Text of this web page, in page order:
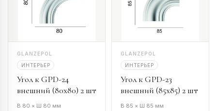
GLANZEPOL
ИНТЕРЬЕР
Угол к GPD-24
внешний (80х80) 2 шт
В 80 × Ш 80 мм
GLANZEPOL
ИНТЕРЬЕР
Угол к GPD-23
внешний (85х85) 2 шт
В 85 × Ш 85 мм